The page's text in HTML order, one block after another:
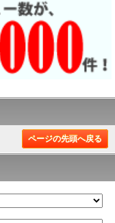
ページの先頭へ戻る